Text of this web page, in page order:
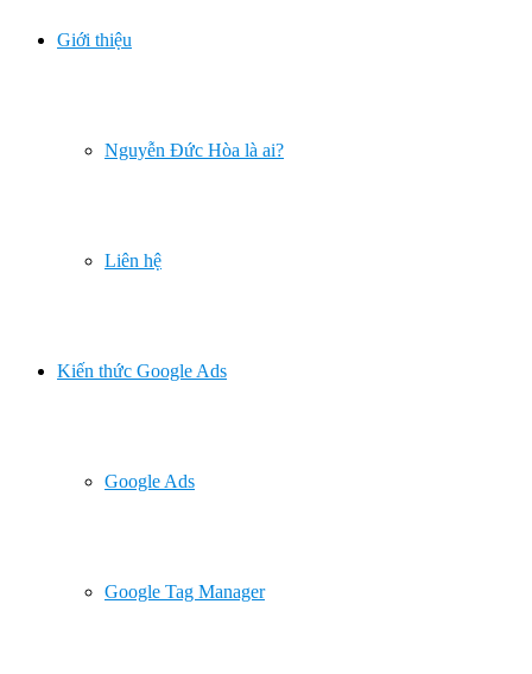
Giới thiệu
Nguyễn Đức Hòa là ai?
Liên hệ
Kiến thức Google Ads
Google Ads
Google Tag Manager